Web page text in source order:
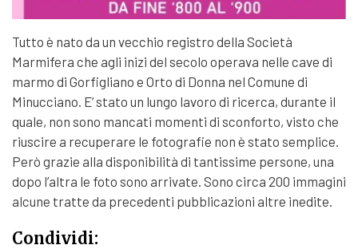
Tutto è nato da un vecchio registro della Società
Marmifera che agli inizi del secolo operava nelle cave di
marmo di Gorfigliano e Orto di Donna nel Comune di
Minucciano. E’ stato un lungo lavoro di ricerca, durante il
quale, non sono mancati momenti di sconforto, visto che
riuscire a recuperare le fotografie non è stato semplice.
Però grazie alla disponibilità di tantissime persone, una
dopo l’altra le foto sono arrivate. Sono circa 200 immagini
alcune tratte da precedenti pubblicazioni altre inedite.
Condividi: